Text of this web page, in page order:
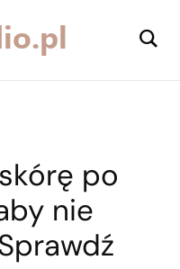
po
nie